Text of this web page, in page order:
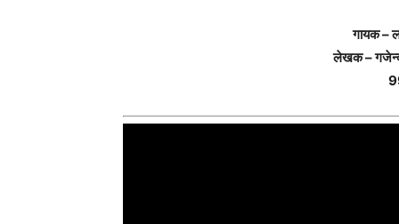
गायक –
लेखक –